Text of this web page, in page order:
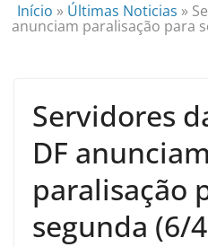
Início » Últimas Noticias »
anunciam paralisação para
Servidores
DF anunciam
paralisação
segunda (6/